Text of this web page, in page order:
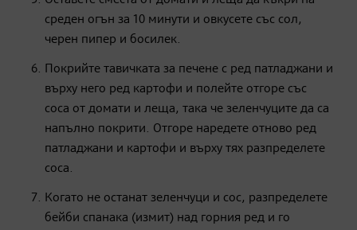
среден огън за 10 минути и овкусете със сол,
черен пипер и босилек.
Покрийте тавичката за печене с ред патладжани и
върху него ред картофи и полейте отгоре със
соса от домати и леща, така че зеленчуците да са
напълно покрити. Отгоре наредете отново ред
патладжани и картофи и върху тях разпределете
соса.
Когато не останат зеленчуци и сос, разпределете
бейби спанака (измит) над горния ред и го